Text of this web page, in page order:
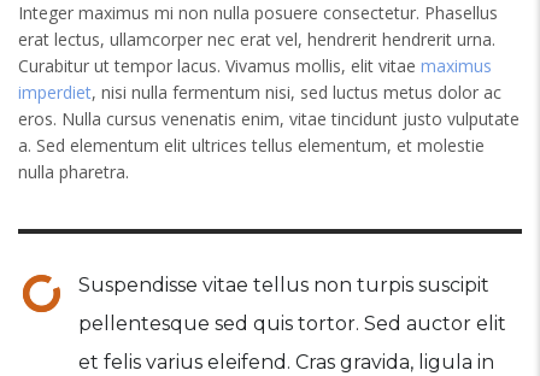
Integer maximus mi non nulla posuere consectetur. Phasellus
erat lectus, ullamcorper nec erat vel, hendrerit hendrerit urna.
Curabitur ut tempor lacus. Vivamus mollis, elit vitae maximus
imperdiet, nisi nulla fermentum nisi, sed luctus metus dolor ac
eros. Nulla cursus venenatis enim, vitae tincidunt justo vulputate
a. Sed elementum elit ultrices tellus elementum, et molestie
nulla pharetra.
Suspendisse vitae tellus non turpis suscipit
pellentesque sed quis tortor. Sed auctor elit
et felis varius eleifend. Cras gravida, ligula in